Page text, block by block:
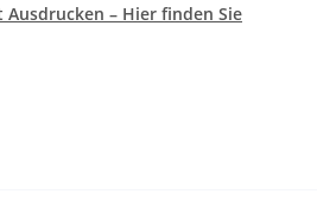
– Hier finden Sie